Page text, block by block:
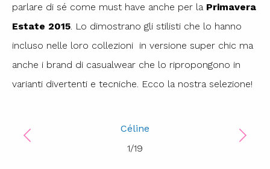
parlare di sé come must have anche per la Primavera
Estate 2015. Lo dimostrano gli stilisti che lo hanno
incluso nelle loro collezioni in versione super chic ma
anche i brand di casualwear che lo ripropongono in
varianti divertenti e tecniche. Ecco la nostra selezione!
Céline
1/19